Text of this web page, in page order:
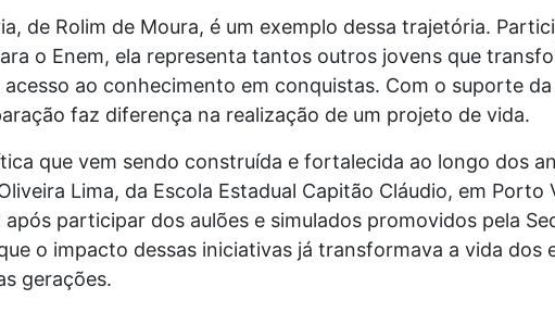
de Rolim de Moura, é um exemplo dessa trajetória.
o Enem, ela representa tantos outros jovens que
acesso ao conhecimento em conquistas. Com o suporte
faz diferença na realização de um projeto de vida.
que vem sendo construída e fortalecida ao longo dos
Lima, da Escola Estadual Capitão Cláudio, em
após participar dos aulões e simulados promovidos pela
o impacto dessas iniciativas já transformava a vida dos
gerações.